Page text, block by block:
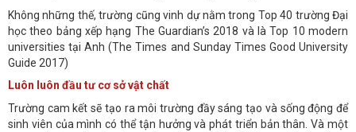
Không những thế, trường cũng vinh dự nằm trong Top 40 trường Đại
học theo bảng xếp hạng The Guardian’s 2018 và là Top 10 modern
universities tại Anh (The Times and Sunday Times Good University
Guide 2017)
Luôn luôn đầu tư cơ sở vật chất
Trường cam kết sẽ tạo ra môi trường đầy sáng tạo và sống động để
sinh viên của mình có thể tận hưởng và phát triển bản thân. Và một